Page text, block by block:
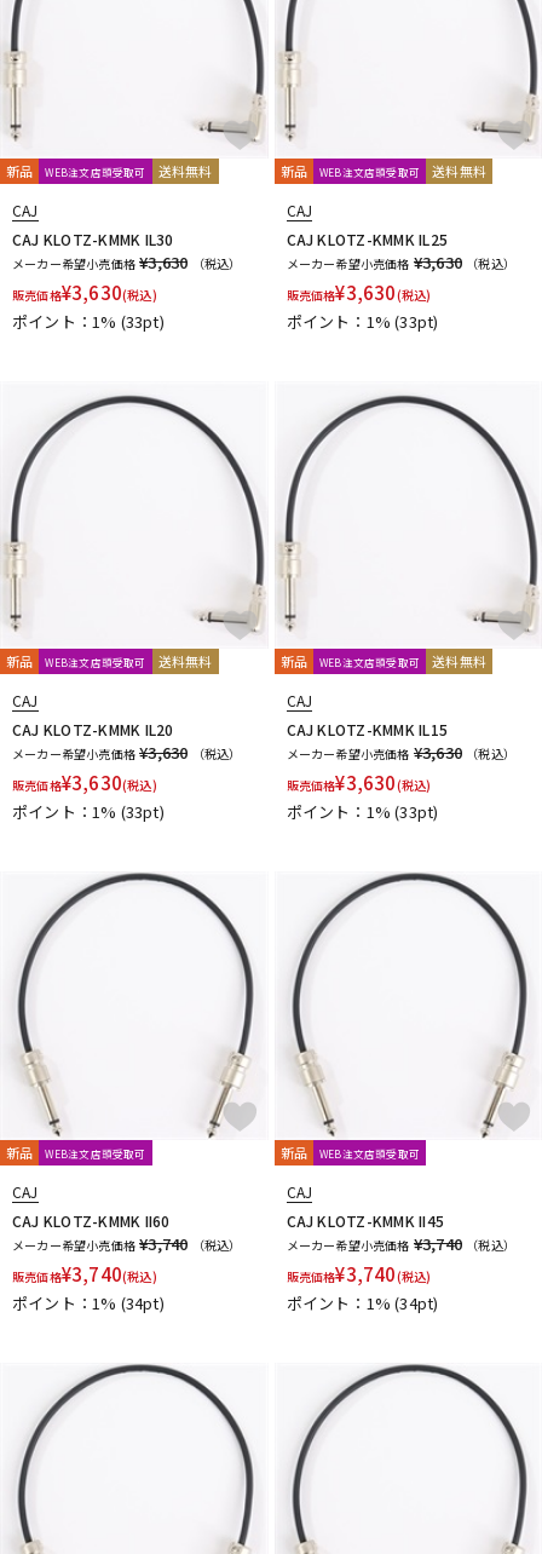
新品 WEB注文店頭受取可 送料無料
CAJ
CAJ KLOTZ-KMMK IL30
メーカー希望小売価格 ¥3,630
（税込）
販売価格¥3,630(税込)
ポイント：1% (33pt)
新品 WEB注文店頭受取可 送料無料
CAJ
CAJ KLOTZ-KMMK IL25
メーカー希望小売価格 ¥3,630
（税込）
販売価格¥3,630(税込)
ポイント：1%(33pt)
新品 WEB注文店頭受取可 送料無料
CAJ
CAJ KLOTZ-KMMK IL20
メーカー希望小売価格 ¥3,630
（税込）
販売価格¥3,630(税込)
ポイント：1% (33pt)
新品 WEB注文店頭受取可 送料無料
CAJ
CAJ KLOTZ-KMMK IL15
メーカー希望小売価格 ¥3,630
（税込）
販売価格¥3,630(税込)
ポイント：1%(33pt)
新品 WEB注文店頭受取可
CAJ
CAJ KLOTZ-KMMK II60
メーカー希望小売価格 ¥3,740
（税込）
販売価格¥3,740(税込)
ポイント：1% (34pt)
新品 WEB注文店頭受取可
CAJ
CAJ KLOTZ-KMMK II45
メーカー希望小売価格 ¥3,740
（税込）
販売価格¥3,740(税込)
ポイント：1%(34pt)